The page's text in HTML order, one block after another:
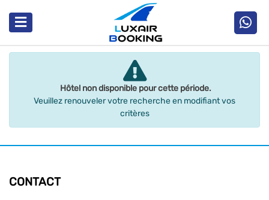
Hôtel non disponible pour cette période.
Veuillez renouveler votre recherche en modifiant vos
critères
CONTACT